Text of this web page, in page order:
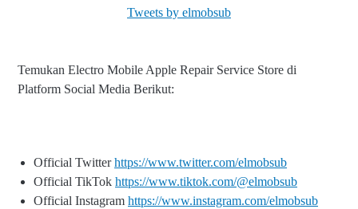
Tweets by elmobsub
Temukan Electro Mobile Apple Repair Service Store di
Platform Social Media Berikut:
Official Twitterhttps://www.twitter.com/elmobsub
Official TikTok https://www.tiktok.com/@elmobsub
Official Instagram https://www.instagram.com/elmobsub